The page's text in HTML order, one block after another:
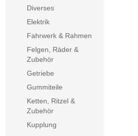
Diverses
Elektrik
Fahrwerk & Rahmen
Felgen, Räder &
Zubehör
Getriebe
Gummiteile
Ketten, Ritzel &
Zubehör
Kupplung